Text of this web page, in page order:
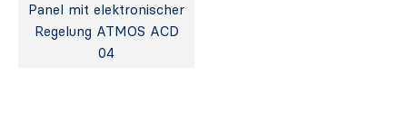
Panel mit elektronischer
Regelung ATMOS ACD
04